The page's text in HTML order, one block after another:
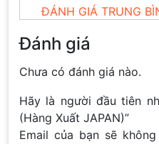
ĐÁNH GIÁ TRUNG
Đánh giá
Chưa có đánh giá nào.
Hãy là người đầu tiên
(Hàng Xuất JAPAN)”
Email của bạn sẽ